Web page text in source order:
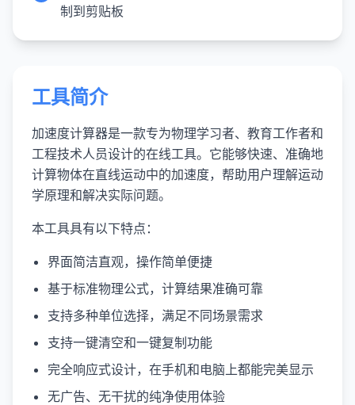
制到剪贴板
工具简介
加速度计算器是一款专为物理学习者、教育工作者和
工程技术人员设计的在线工具。它能够快速、准确地
计算物体在直线运动中的加速度，帮助用户理解运动
学原理和解决实际问题。
本工具具有以下特点：
界面简洁直观，操作简单便捷
基于标准物理公式，计算结果准确可靠
支持多种单位选择，满足不同场景需求
支持一键清空和一键复制功能
完全响应式设计，在手机和电脑上都能完美显示
无广告、无干扰的纯净使用体验